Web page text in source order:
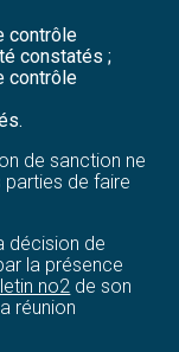
contrôle
constatés ;
contrôle
de sanction ne
de faire
décision de
la présence
no2 de son
réunion